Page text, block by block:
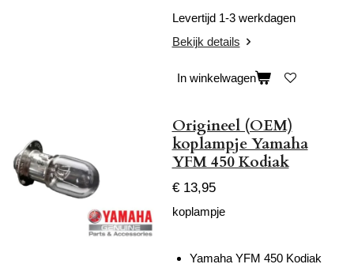
Levertijd 1-3 werkdagen
Bekijk details
In winkelwagen
Origineel (OEM)
koplampje Yamaha
YFM 450 Kodiak
€ 13,95
koplampje
Yamaha YFM 450 Kodiak